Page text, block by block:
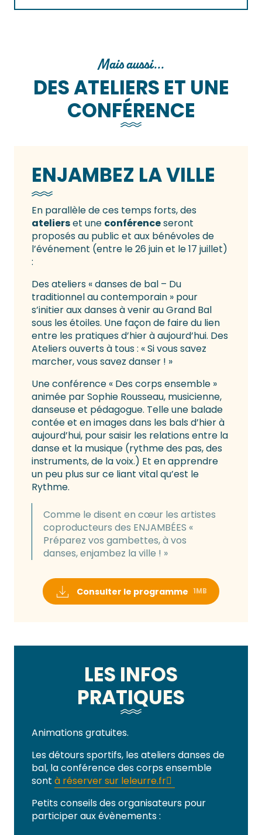
Mais aussi...
DES ATELIERS ET UNE
CONFÉRENCE
ENJAMBEZ LA VILLE
En parallèle de ces temps forts, des
atelierset une conférenceseront
proposés au public et aux bénévoles de
l’événement (entre le 26 juin et le 17 juillet)
:
Des ateliers « danses de bal – Du
traditionnel au contemporain » pour
s’initier aux danses à venir au Grand Bal
sous les étoiles. Une façon de faire du lien
entre les pratiques d’hier à aujourd’hui. Des
Ateliers ouverts à tous : « Si vous savez
marcher, vous savez danser ! »
Une conférence « Des corps ensemble »
animée par Sophie Rousseau, musicienne,
danseuse et pédagogue. Telle une balade
contée et en images dans les bals d’hier à
aujourd’hui, pour saisir les relations entre la
danse et la musique (rythme des pas, des
instruments, de la voix.) Et en apprendre
un peu plus sur ce liant vital qu’est le
Rythme.
Comme le disent en cœur les artistes
coproducteurs des ENJAMBÉES «
Préparez vos gambettes, à vos
danses, enjambez la ville ! »
Consulter le programme 1MB
LES INFOS
PRATIQUES
Animations gratuites.
Les détours sportifs, les ateliers danses de
bal, la conférence des corps ensemble
sont à réserver sur leleurre.fr
Petits conseils des organisateurs pour
participer aux évènements :